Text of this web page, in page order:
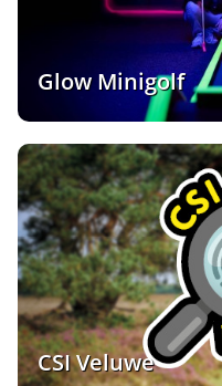
Glow Minigolf
CSI Veluwe